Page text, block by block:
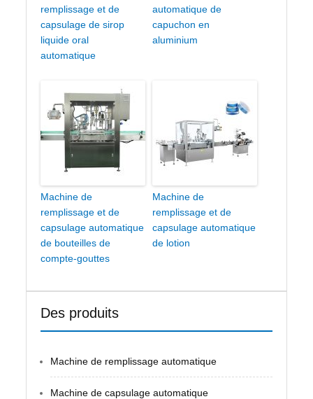
remplissage et de
capsulage de sirop
liquide oral
automatique
automatique de
capuchon en
aluminium
Machine de
remplissage et de
capsulage automatique
de bouteilles de
compte-gouttes
Machine de
remplissage et de
capsulage automatique
de lotion
Des produits
Machine de remplissage automatique
Machine de capsulage automatique